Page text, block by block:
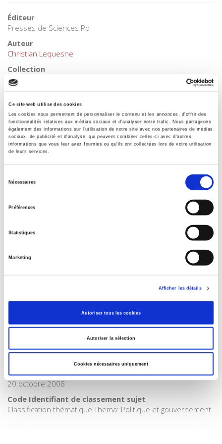
Ce site web utilise des cookies
Les cookies nous permettent de personnaliser le contenu et les annonces, d'offrir des
fonctionnalités relatives aux médias sociaux et d'analyser notre trafic. Nous partageons
également des informations sur l'utilisation de notre site avec nos partenaires de médias
sociaux, de publicité et d'analyse, qui peuvent combiner celles-ci avec d'autres
informations que vous leur avez fournies ou qu'ils ont collectées lors de votre utilisation
de leurs services.
Nécessaires
Préférences
Statistiques
Marketing
Afficher les détails
Autoriser tous les cookies
Autoriser la sélection
Cookies nécessaires uniquement
Éditeur
Presses de Sciences Po
Auteur
Christian Lequesne
Collection
Nouveaux Débats
Langue
français
Mots clés
Construction européenne,Élargissement, Europe,France,
Institutions européennes,Opinion publique,Réferendum,
Turquie,Union européenne
Catégorie (éditeur)
Internet Hierarchy
Construction européenne
Internet Hierarchy
Politique française
Internet Hierarchy
Internet Hierarchy
Code publique Onix
CLIL (Version 2013-2019 )
Date de première publication du titre
20 octobre 2008
Code Identifiant de classement sujet
Classification thématique Thema: Politique et gouvernement